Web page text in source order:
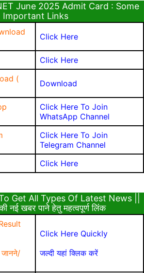
June 2025 Admit Card : Some
Important Links
Click Here
Click Here
(
Download
Click Here To Join
WhatsApp Channel
Click Here To Join
Telegram Channel
Click Here
Get All Types Of Latest News ||
नई खबर पाने हेतु महत्वपूर्ण लिंक
जानने/
Click Here Quickly
जल्दी यहां क्लिक करें